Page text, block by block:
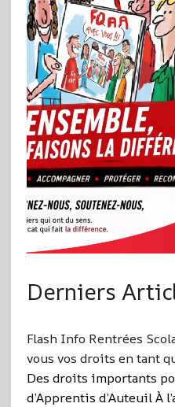
Derniers
Flash Info Rentrées
vous vos droits en tant
Des droits importants
d’Apprentis d’Auteuil À